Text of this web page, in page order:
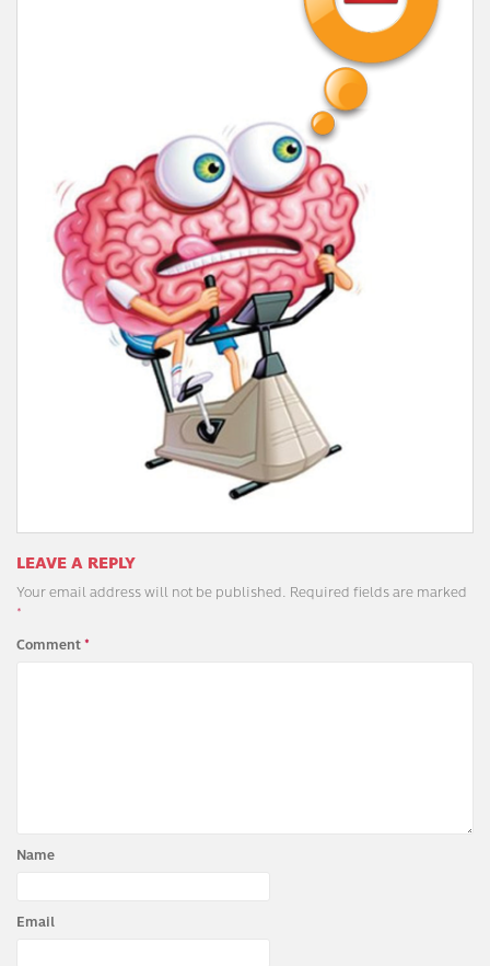
LEAVE A REPLY
Your email address will not be published. Required fields are marked
*
Comment*
Name
Email